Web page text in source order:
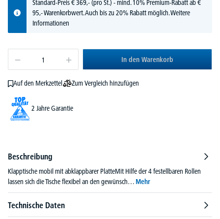
Standard-Preis€369,-(pro St.) - mind. 10% Premium-Rabatt ab €
95,- Warenkorbwert. Auch bis zu 20% Rabatt möglich.Weitere
Informationen
In den Warenkorb
Auf den Merkzettel Zum Vergleich hinzufügen
2 Jahre Garantie
Beschreibung
Klapptische mobil mit abklappbarer PlatteMit Hilfe der 4 festellbaren Rollen
lassen sich die Tische flexibel an den gewünsch… Mehr
Technische Daten